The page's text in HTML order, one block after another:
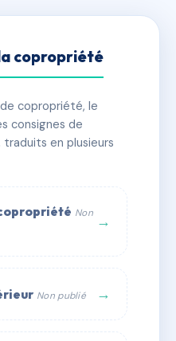
🏗 1 bâtiment(s)
copropriété
copropriété, le
consignes de
en plusieurs
Non →
Non publié →